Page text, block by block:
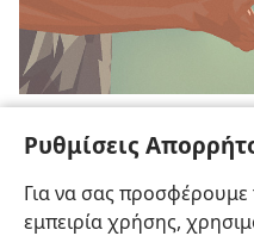
Ρυθμίσεις
Για να σας
εμπειρία χρήσης,
Φιλανθρωπίες;
Πότε η προσφορά μας